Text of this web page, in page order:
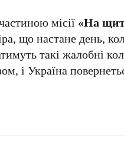
місії «На
що настане день,
такі жалобні
і Україна